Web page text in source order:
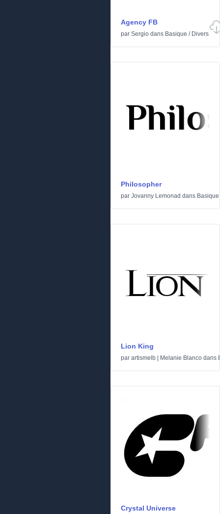
Agency FB
par Sergio dans Basique / Divers
Philosopher
par Jovanny Lemonad dans Basique
Lion King
par artismelb | Melanie Blanco dans
Crystal Universe